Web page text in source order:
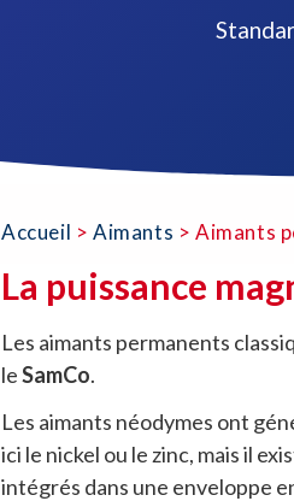
Accueil >Aimants >Aimants
La puissance
Les aimants permanents
leSamCo.
Les aimants néodymes ont
ici le nickel ou le zinc, mais il
intégrés dans une enveloppe